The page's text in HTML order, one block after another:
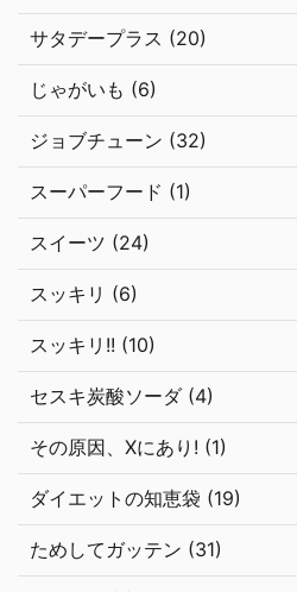
サタデープラス (20)
じゃがいも (6)
ジョブチューン (32)
スーパーフード (1)
スイーツ (24)
スッキリ (6)
スッキリ!! (10)
セスキ炭酸ソーダ (4)
その原因、Xにあり! (1)
ダイエットの知恵袋 (19)
ためしてガッテン (31)